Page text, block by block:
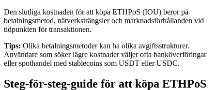
Lån
Den slutliga kostnaden för att köpa ETHPoS (IOU) beror på
betalningsmetod, nätverksträngsler och marknadsförhållanden vid
tidpunkten för transaktionen.
Tips: Olika betalningsmetoder kan ha olika avgiftsstrukturer.
Användare som söker lägre kostnader väljer ofta banköverföringar
eller spothandel med stablecoins som USDT eller USDC.
Steg-för-steg-guide för att köpa ETHPoS